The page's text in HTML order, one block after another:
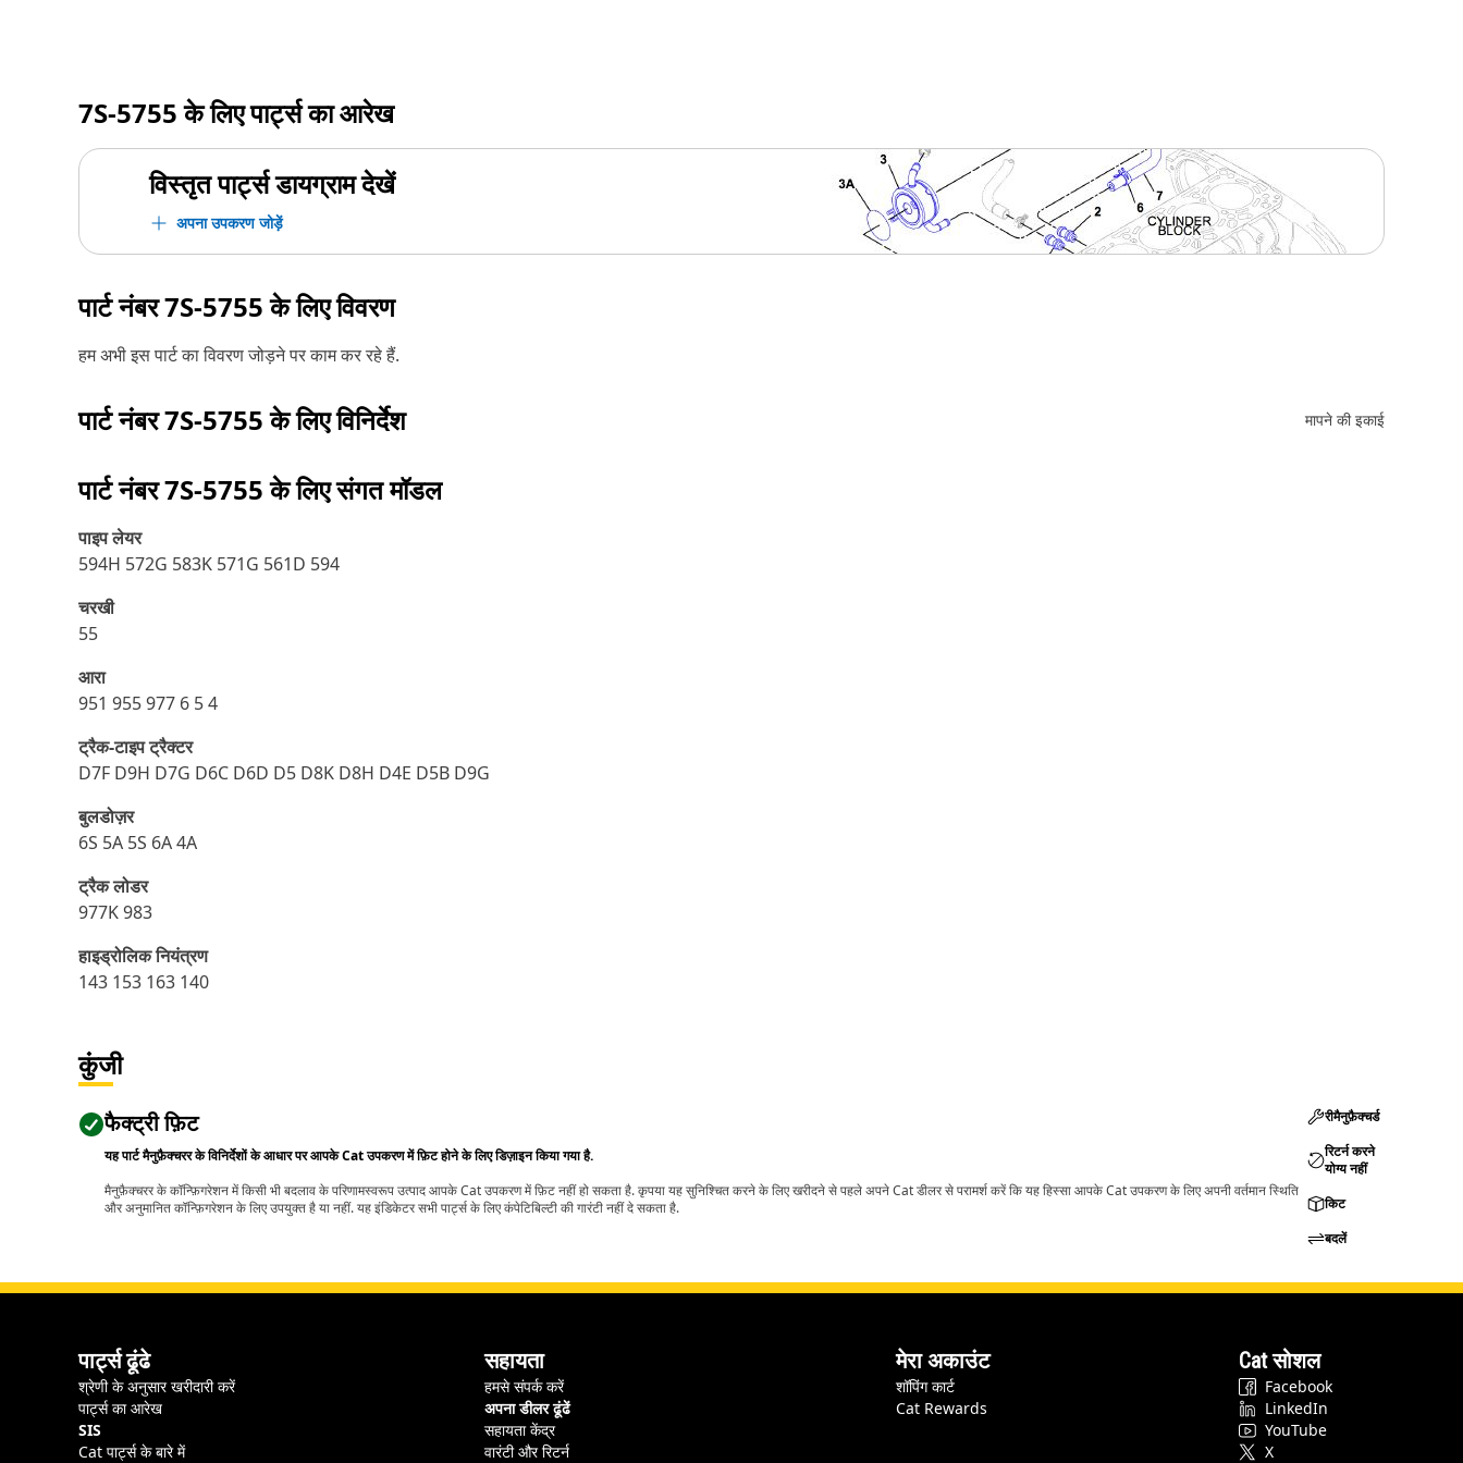
7S-5755के लिए पार्ट्स का आरेख
विस्तृत पार्ट्स डायग्राम देखें
अपना उपकरण जोड़ें
पार्ट नंबर7S-5755के लिए विवरण
हम अभी इस पार्ट का विवरण जोड़ने पर काम कर रहे हैं.
पार्ट नंबर7S-5755के लिए विनिर्देश मापने की इकाई
पार्ट नंबर7S-5755के लिए संगत मॉडल
पाइप लेयर
594H 572G 583K 571G 561D 594
चरखी
55
आरा
951 955 977 6 5 4
ट्रैक-टाइप ट्रैक्टर
D7F D9H D7G D6C D6D D5 D8K D8H D4E D5B D9G
बुलडोज़र
6S 5A 5S 6A 4A
ट्रैक लोडर
977K 983
हाइड्रोलिक नियंत्रण
143 153 163 140
कुंजी
फैक्ट्री फ़िट
यह पार्ट मैनुफ़ैक्चरर के विनिर्देशों के आधार पर आपके Cat उपकरण में फ़िट होने के लिए डिज़ाइन किया गया है.
मैनुफ़ैक्चरर के कॉन्फ़िगरेशन में किसी भी बदलाव के परिणामस्वरूप उत्पाद आपके Cat उपकरण में फ़िट नहीं हो सकता है. कृपया यह सुनिश्चित करने के लिए खरीदने से पहले अपने Cat डीलर से परामर्श करें कि यह हिस्सा आपके Cat उपकरण के लिए अपनी वर्तमान स्थिति
और अनुमानित कॉन्फ़िगरेशन के लिए उपयुक्त है या नहीं. यह इंडिकेटर सभी पार्ट्स के लिए कंपेटिबिल्टी की गारंटी नहीं दे सकता है.
रीमैनुफ़ैक्चर्ड
रिटर्न करने
योग्य नहीं
किट
बदलें
पार्ट्स ढूंढे
श्रेणी के अनुसार खरीदारी करें
पार्ट्स का आरेख
SIS
Cat पार्ट्स के बारे में
सहायता
हमसे संपर्क करें
अपना डीलर ढूंढें
सहायता केंद्र
वारंटी और रिटर्न
मेरा अकाउंट
शॉपिंग कार्ट
Cat Rewards
Cat सोशल
Facebook
LinkedIn
YouTube
X